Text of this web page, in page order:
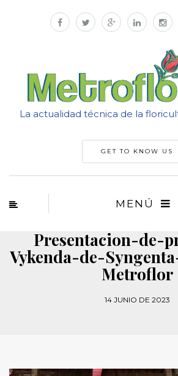
La actualidad técnica de la
GET TO KNOW US
MENÚ
Presentacion-de-
Vykenda-de-
Metroflor
14 JUNIO DE 2023